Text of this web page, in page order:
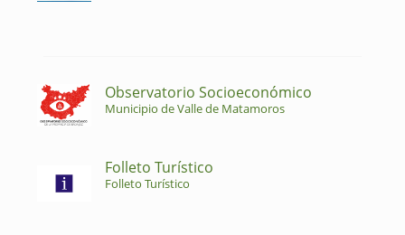
Observatorio Socioeconómico
Municipio de Valle de Matamoros
Folleto Turístico
Folleto Turístico